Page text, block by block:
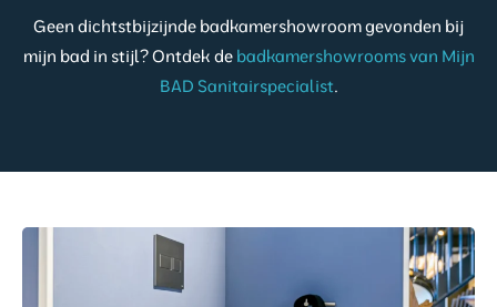
Geen dichtstbijzijnde badkamershowroom gevonden bij
mijn bad in stijl? Ontdek de badkamershowrooms van Mijn
BAD Sanitairspecialist.